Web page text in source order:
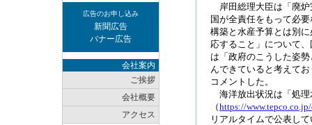
広告のお申し込み
新聞広告
バナー広告
会社案内
ご挨拶
会社概要
アクセス
岸田総理大臣は「廃炉
国が全責任をもって必
構築と水産予算とは別
応すること」について
は「政府のこうした姿
んできていると考えて
コメントした。
海洋放出状況は「処理
（https://
リアルタイムで公表し